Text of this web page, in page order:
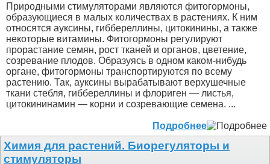
Природными стимуляторами являются фитогормоны,
образующиеся в малых количествах в растениях. К ним
относятся ауксины, гиббереллины, цитокинины, а также
некоторые витамины. Фитогормоны регулируют
прорастание семян, рост тканей и органов, цветение,
созревание плодов. Образуясь в одном каком-нибудь
органе, фитогормоны транспортируются по всему
растению. Так, ауксины вырабатывают верхушечные
ткани стебля, гиббереллины и флориген — листья,
цитокининамин — корни и созревающие семена. ...
Подробнее
Химия для растений. Биорегуляторы и
стимуляторы